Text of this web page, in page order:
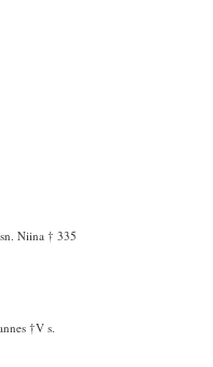
Niina † 335
†V s.